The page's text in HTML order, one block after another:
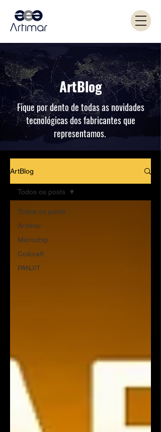
ArtBlog
Fique por dento de todas as novidades
tecnológicas dos fabricantes que
representamos.
ArtBlog
Todos os posts
Artimar
Microchip
Coilcraft
PANJIT
Todos os posts